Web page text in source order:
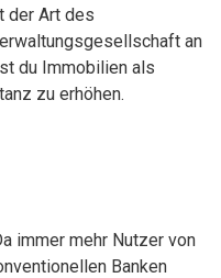
der Art des
an
du Immobilien als
zu erhöhen.
immer mehr Nutzer von
Banken